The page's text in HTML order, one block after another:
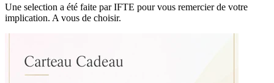
Une selection a été faite par IFTE pour vous remercier de votre
implication. A vous de choisir.